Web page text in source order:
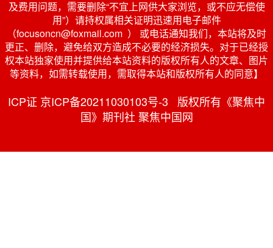
及费用问题，需要删除“不宜上网供大家浏览，或不应无偿使
用”）请持权属相关证明迅速用电子邮件
（focusoncn@foxmail.com ） 或电话通知我们，本站将及时
更正、删除，避免给双方造成不必要的经济损失。对于已经授
权本站独家使用并提供给本站资料的版权所有人的文章、图片
等资料，如需转载使用，需取得本站和版权所有人的同意】
ICP证 京ICP备20211030103号-3 版权所有《聚焦中
国》期刊社 聚焦中国网